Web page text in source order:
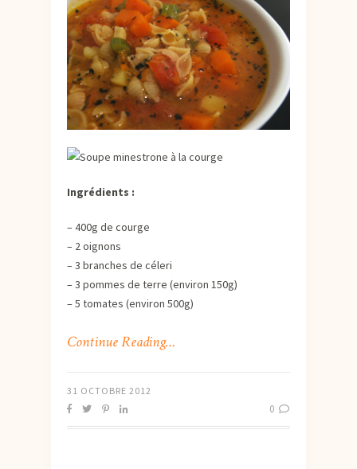
Ingrédients :
– 400g de courge
– 2 oignons
– 3 branches de céleri
– 3 pommes de terre (environ 150g)
– 5 tomates (environ 500g)
Continue Reading…
31 OCTOBRE 2012
0